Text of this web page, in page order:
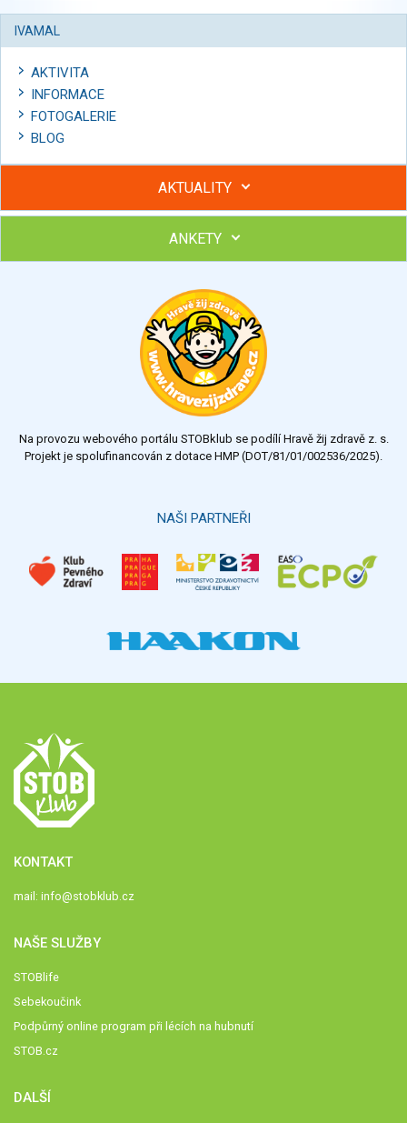
IVAMAL
AKTIVITA
INFORMACE
FOTOGALERIE
BLOG
AKTUALITY
Hubněte s podporou lektorky a skupiny v kurzech STOBu
Chcete poradit s hubnutím? Najděte si odborníka STOBu ve
ANKETY
Výsledky Všechny ankety
Na provozu webového portálu STOBklub se podílí Hravě žij zdravě z. s.
Projekt je spolufinancován z dotace HMP (DOT/81/01/002536/2025).
NAŠI PARTNEŘI
KONTAKT
mail: info@stobklub.cz
NAŠE SLUŽBY
STOBlife
Sebekoučink
Podpůrný online program při lécích na hubnutí
STOB.cz
DALŠÍ